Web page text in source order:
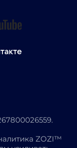
ZOZI™